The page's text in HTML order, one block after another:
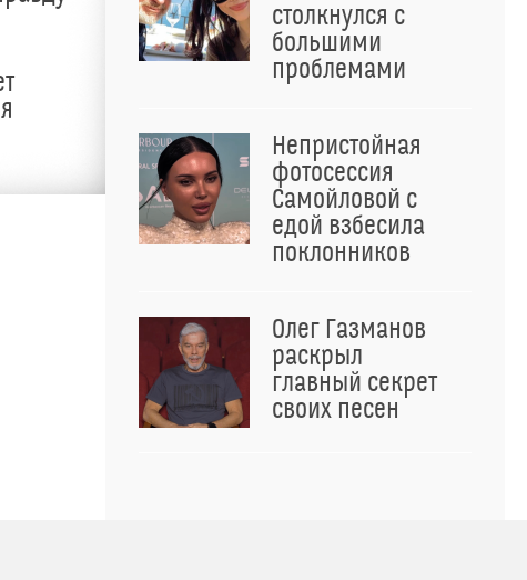
столкнулся с
большими
проблемами
Непристойная
фотосессия
Самойловой с
едой взбесила
поклонников
Олег Газманов
раскрыл
главный секрет
своих песен